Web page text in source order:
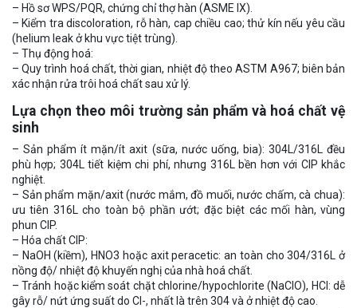
– Hồ sơ WPS/PQR, chứng chỉ thợ hàn (ASME IX).
– Kiểm tra discoloration, rỗ hàn, cap chiều cao; thử kín nếu yêu cầu
(helium leak ở khu vực tiệt trùng).
– Thụ động hoá:
– Quy trình hoá chất, thời gian, nhiệt độ theo ASTM A967; biên bản
xác nhận rửa trôi hoá chất sau xử lý.
Lựa chọn theo môi trường sản phẩm và hoá chất vệ
sinh
– Sản phẩm ít mặn/ít axit (sữa, nước uống, bia): 304L/316L đều
phù hợp; 304L tiết kiệm chi phí, nhưng 316L bền hơn với CIP khắc
nghiệt.
– Sản phẩm mặn/axit (nước mắm, đồ muối, nước chấm, cà chua):
ưu tiên 316L cho toàn bộ phần ướt; đặc biệt các mối hàn, vùng
phun CIP.
– Hóa chất CIP:
– NaOH (kiềm), HNO3 hoặc axit peracetic: an toàn cho 304/316L ở
nồng độ/ nhiệt độ khuyến nghị của nhà hoá chất.
– Tránh hoặc kiểm soát chặt chlorine/hypochlorite (NaClO), HCl: dễ
gây rỗ/ nứt ứng suất do Cl-, nhất là trên 304 và ở nhiệt độ cao.